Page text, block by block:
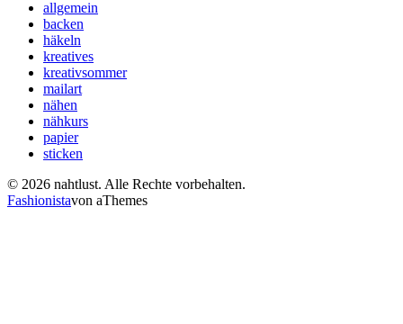
allgemein
backen
häkeln
kreatives
kreativsommer
mailart
nähen
nähkurs
papier
sticken
© 2026 nahtlust. Alle Rechte vorbehalten.
Fashionistavon aThemes